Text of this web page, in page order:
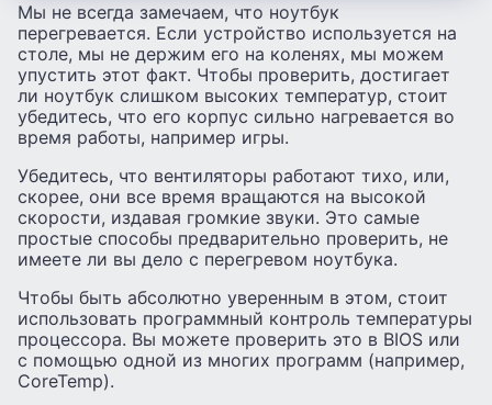
Мы не всегда замечаем, что ноутбук
перегревается. Если устройство используется на
столе, мы не держим его на коленях, мы можем
упустить этот факт. Чтобы проверить, достигает
ли ноутбук слишком высоких температур, стоит
убедитесь, что его корпус сильно нагревается во
время работы, например игры.
Убедитесь, что вентиляторы работают тихо, или,
скорее, они все время вращаются на высокой
скорости, издавая громкие звуки. Это самые
простые способы предварительно проверить, не
имеете ли вы дело с перегревом ноутбука.
Чтобы быть абсолютно уверенным в этом, стоит
использовать программный контроль температуры
процессора. Вы можете проверить это в BIOS или
с помощью одной из многих программ (например,
CoreTemp).